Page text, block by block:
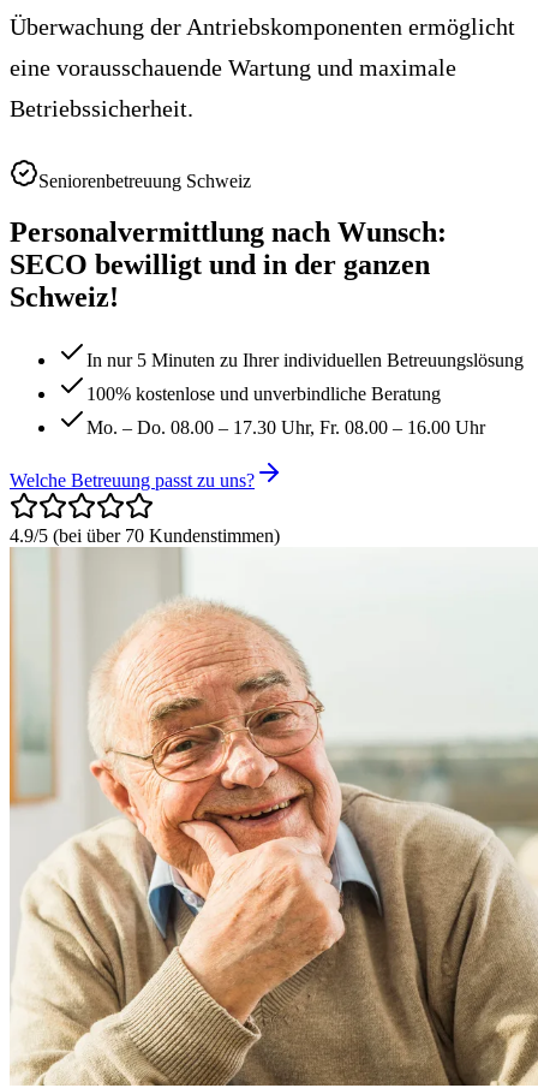
Überwachung der Antriebskomponenten ermöglicht
eine vorausschauende Wartung und maximale
Betriebssicherheit.
Seniorenbetreuung Schweiz
Personalvermittlung nach Wunsch:
SECO bewilligt und in der ganzen
Schweiz!
In nur 5 Minuten zu Ihrer individuellen Betreuungslösung
100% kostenlose und unverbindliche Beratung
Mo. – Do. 08.00 – 17.30 Uhr, Fr. 08.00 – 16.00 Uhr
Welche Betreuung passt zu uns?
4.9/5 (bei über 70 Kundenstimmen)